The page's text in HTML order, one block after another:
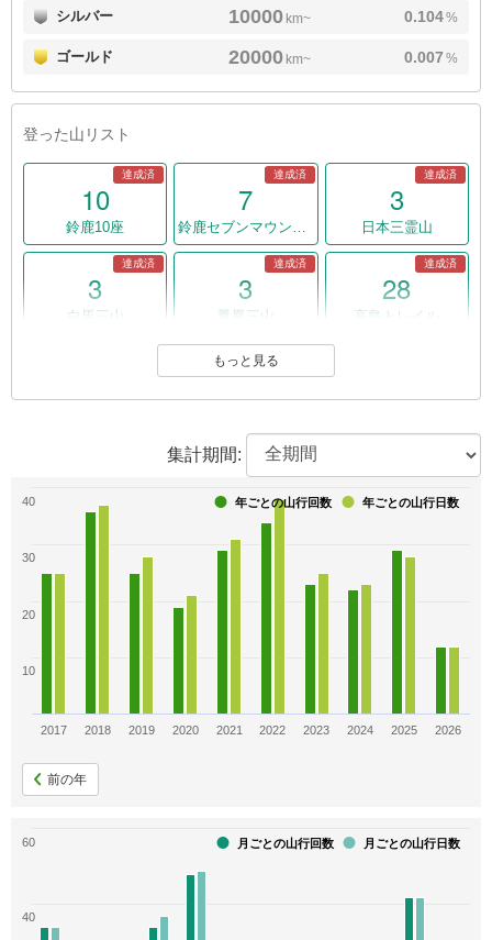
シルバー 10000 km~ 0.104%
ゴールド 20000 km~ 0.007 %
登った山リスト
10
鈴鹿10座
達成済
7
達成済
3
日本三霊山
達成済
3
白馬三山
達成済
3
鳳凰三山
達成済
28
高島トレイル
達成済
敦賀三山
3
荒川三山 日本の山岳標高1003山
120
日本の山1000 日本2500ｍ峰
53
甲信越百名山
43
北陸の百山
42 41
40 38
滋賀県の山(分県登山ガイド)
38
東海周辺週末の山登りベスト120
37
もっと見る
集計期間:
年ごとの山行回数 年ごとの山行日数
2017 2018 2019 2020 2021 2022 2023 2024 2025 2026
10
20
30
40
前の年
月ごとの山行回数 月ごとの山行日数
40
60